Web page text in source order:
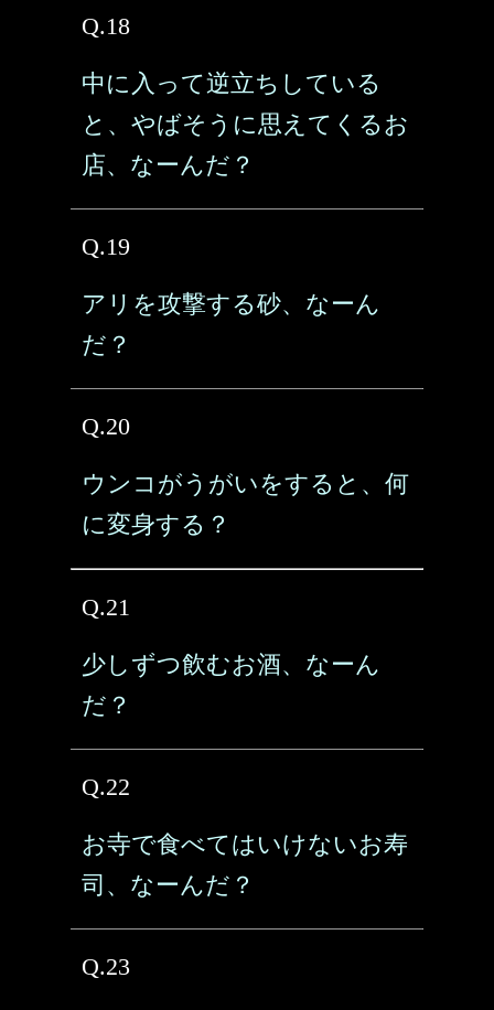
Q.18
中に入って逆立ちしている
と、やばそうに思えてくるお
店、なーんだ？
Q.19
アリを攻撃する砂、なーん
だ？
Q.20
ウンコがうがいをすると、何
に変身する？
Q.21
少しずつ飲むお酒、なーん
だ？
Q.22
お寺で食べてはいけないお寿
司、なーんだ？
Q.23